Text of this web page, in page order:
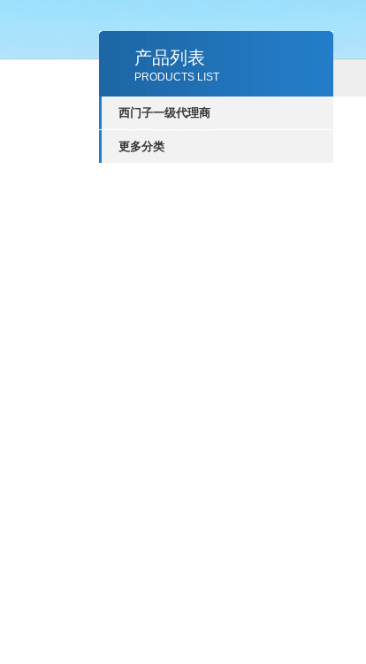
产品列表
PRODUCTS LIST
西门子一级代理商
更多分类